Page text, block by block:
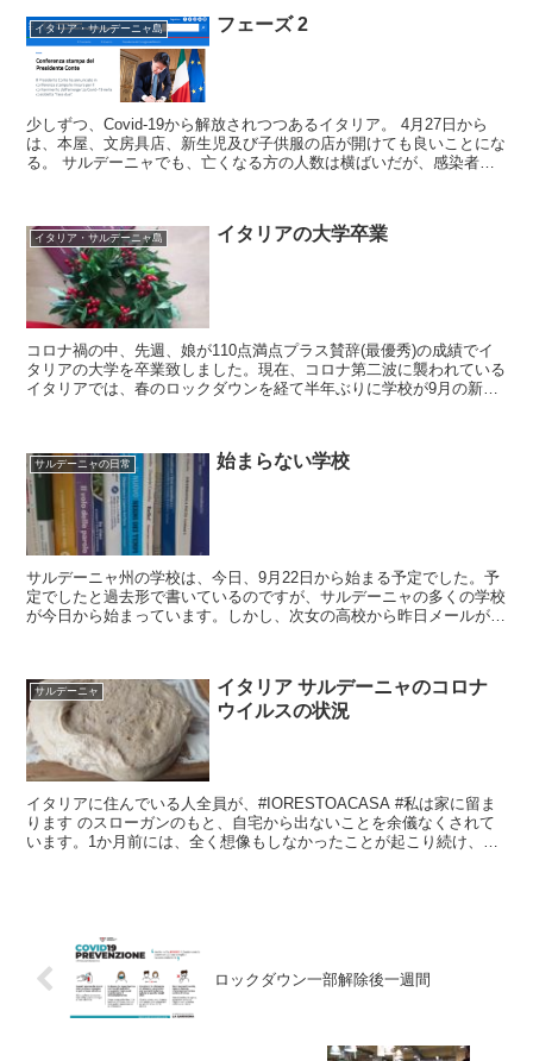
ア中をレッドゾーンにするというコンテ首相の発表を聞いたときは、
やはり、また春の悪夢かという思いと、でもやはり、親戚や友人たち
と集まってお祝いする機会の多い、クリスマスや年末年始の期間は、
なんらかの規制をしないと羽目を外しすぎてしまうイタリア人も多い
ので、ちょっと規制をしてくれた方が安心という複雑な思いでした。
イタリア・サルデーニャ島 フェーズ 2
少しずつ、Covid-19から解放されつつあるイタリア。 4月27日から
は、本屋、文房具店、新生児及び子供服の店が開けても良いことにな
る。 サルデーニャでも、亡くなる方の人数は横ばいだが、感染者数
イタリア・サルデーニャ島 イタリアの大学卒業
コロナ禍の中、先週、娘が110点満点プラス賛辞(最優秀)の成績でイ
タリアの大学を卒業致しました。現在、コロナ第二波に襲われている
イタリアでは、春のロックダウンを経て半年ぶりに学校が9月の新学
サルデーニャの日常 始まらない学校
サルデーニャ州の学校は、今日、9月22日から始まる予定でした。予
定でしたと過去形で書いているのですが、サルデーニャの多くの学校
が今日から始まっています。しかし、次女の高校から昨日メールがあ
サルデーニャ
イタリア サルデーニャのコロナ
ウイルスの状況
イタリアに住んでいる人全員が、#IORESTOACASA #私は家に留ま
ります のスローガンのもと、自宅から出ないことを余儀なくされて
います。1か月前には、全く想像もしなかったことが起こり続け、日
手袋をしていないと食料品店には入店できないことになっています。
ロックダウン一部解除後一週間